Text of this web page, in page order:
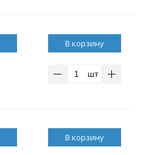
В корзину
шт
В корзину